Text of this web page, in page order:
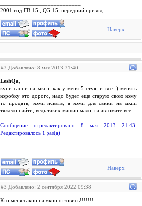
2001 год FB-15 , QG-15, передний привод
Наверх
#2 Добавлено: 8 мая 2013 21:40
LeshQa
купи санни на мкпп, как у меня 5-ступ, и все :) менять
коробку это дорого, надо будет еще старую свою кому
то продать, комп искать, а комп для санни на мкпп
тяжело найти, ведь таких машин мало, на автомате все
Сообщение отредактировано 8 мая 2013 21:43.
Редактировалось 1 раз(а)
Наверх
#3 Добавлено: 2 сентября 2022 09:38
Кто менял акпп на мкпп отзовись!!!!!!!